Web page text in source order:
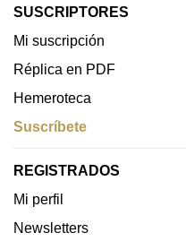
SUSCRIPTORES
Mi suscripción
Réplica en PDF
Hemeroteca
Suscríbete
REGISTRADOS
Mi perfil
Newsletters